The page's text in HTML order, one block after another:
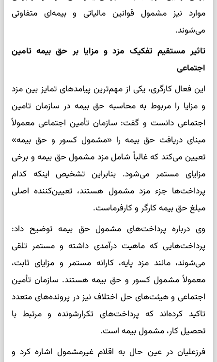
موارد نیز مشمول قوانین مالیاتی و بیمه‌ای متفاوتی
می‌شوند.
تاثیر مستقیم تفکیک مزد و مزایا بر حق بیمه تامین
اجتماعی
این فعال کارگری، یکی از مهم‌ترین پیامدهای تمایز بین مزد
و مزایا را مربوط به محاسبه حق بیمه در سازمان تامین
اجتماعی دانست و گفت: سازمان تأمین اجتماعی معمولاً
مبنای دریافت حق بیمه را «مشمول کسور و حق بیمه»
تعیین می‌کند که غالباً شامل مزد مشمول حق بیمه و برخی
مزایای مستمر می‌شود. بنابراین تشخیص اینکه کدام
پرداخت‌ها جزء مزد مشمول هستند، تعیین‌کننده اصلی
مبلغ حق بیمه کارگر و کارفرماست.
وی درباره پرداخت‌های مشمول حق بیمه توضیح داد:
پرداخت‌هایی که ماهیت درآمدی داشته و مستمر تلقی
می‌شوند، مانند مزد پایه، کارانه مستمر و مزایای ثابت،
معمولاً مشمول کسور و حق بیمه هستند. سازمان تأمین
اجتماعی و هیئت‌های حل اختلاف نیز در پرونده‌های متعدد
تاکید کرده‌اند که پرداخت‌های تکرارشونده و مرتبط با
تحصیل کار، مشمول بیمه است.
فرزعلیان در عین حال به اقلام غیرمشمول اشاره کرد و